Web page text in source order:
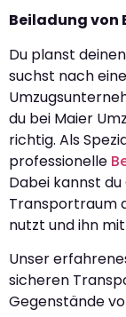
Beiladung von
Du planst
suchst nach
du bei Maier
richtig. Als
professionelle
Dabei kannst
Transportraum
nutzt und ihn
Unser
sicheren
Gegenstände